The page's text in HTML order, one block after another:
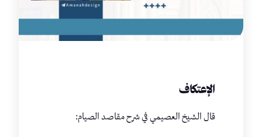
الإعتكاف
قال الشيخ العصيمي في شرح مقاصد الصيام: